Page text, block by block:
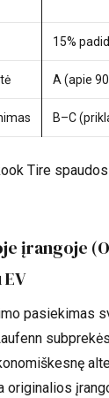
15%
A (apie
B–C
Tire
įrangoje
pasiekimas
originalios